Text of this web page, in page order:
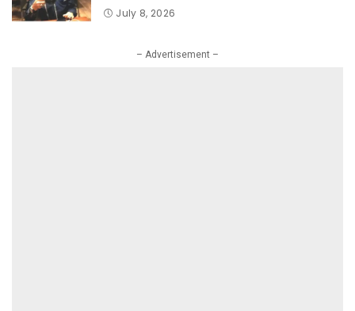
July 8, 2026
– Advertisement –